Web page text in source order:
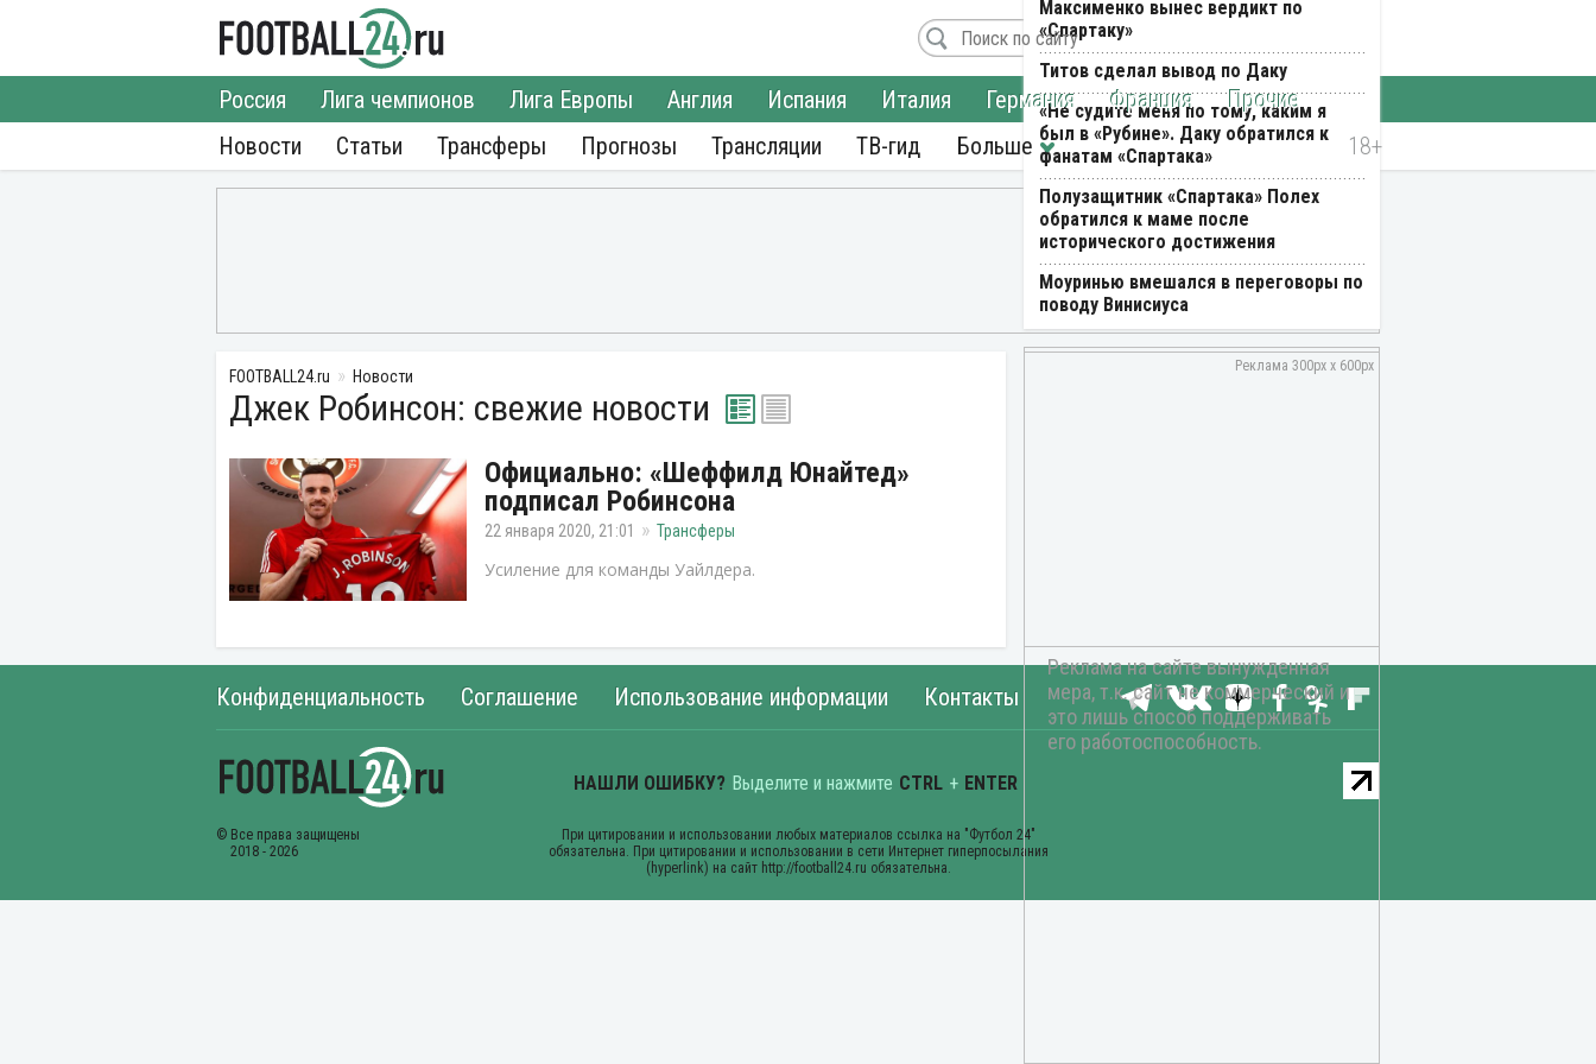
Новости
Россия Лига чемпионов Лига Европы Англия Испания Италия Германия Франция
Прочие
Статьи
Трансферы Прогнозы Трансляции ТВ-гид
FOOTBALL24.ru Новости
Джек Робинсон: свежие новости
Официально: «Шеффилд Юнайтед»
подписал Робинсона
22 января 2020, 21:01 Трансферы
Усиление для команды Уайлдера.
Максименко вынес вердикт по
«Спартаку»
Титов сделал вывод по Даку
«Не судите меня по тому, каким я
был в «Рубине». Даку обратился к
фанатам «Спартака»
Полузащитник «Спартака» Полех
обратился к маме после
исторического достижения
Моуринью вмешался в переговоры по
поводу Винисиуса
Конфиденциальность Соглашение Использование информации Контакты